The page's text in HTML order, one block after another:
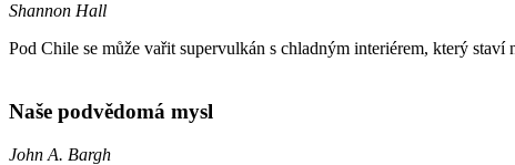
Shannon Hall
Pod Chile se může vařit supervulkán s chladným interiérem, který
Naše podvědomá mysl
John A. Bargh